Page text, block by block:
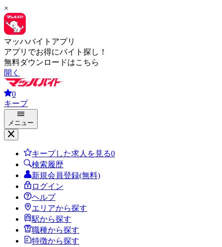
×
マッハバイトアプリ
アプリでお得にバイト探し！
無料ダウンロードはこちら
開く
0
キープ
メニュー
キープした求人を見る0
検索履歴
新規会員登録(無料)
ログイン
ヘルプ
エリアから探す
駅から探す
職種から探す
特徴から探す